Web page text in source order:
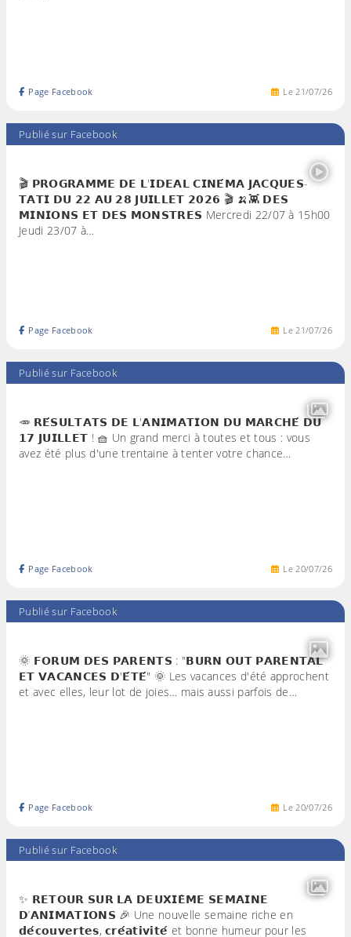
Le21/07/26
Page Facebook
Publié sur Facebook
🎬 𝗣𝗥𝗢𝗚𝗥𝗔𝗠𝗠𝗘 𝗗𝗘 𝗟'𝗜𝗗𝗘𝗔𝗟 𝗖𝗜𝗡𝗘́𝗠𝗔 𝗝𝗔𝗖𝗤𝗨𝗘𝗦-
𝗧𝗔𝗧𝗜 𝗗𝗨 𝟮𝟮 𝗔𝗨 𝟮𝟴 𝗝𝗨𝗜𝗟𝗟𝗘𝗧 𝟮𝟬𝟮𝟲 🎬 🍌👾 𝗗𝗘𝗦
𝗠𝗜𝗡𝗜𝗢𝗡𝗦 𝗘𝗧 𝗗𝗘𝗦 𝗠𝗢𝗡𝗦𝗧𝗥𝗘𝗦 Mercredi 22/07 à 15h00
Jeudi 23/07 à…
Le21/07/26
Page Facebook
Publié sur Facebook
🥕 𝗥𝗘́𝗦𝗨𝗟𝗧𝗔𝗧𝗦 𝗗𝗘 𝗟'𝗔𝗡𝗜𝗠𝗔𝗧𝗜𝗢𝗡 𝗗𝗨 𝗠𝗔𝗥𝗖𝗛𝗘́ 𝗗𝗨
𝟭𝟳 𝗝𝗨𝗜𝗟𝗟𝗘𝗧 ! 🧺 Un grand merci à toutes et tous : vous
avez été plus d'une trentaine à tenter votre chance…
Le20/07/26
Page Facebook
Publié sur Facebook
🌞 𝗙𝗢𝗥𝗨𝗠 𝗗𝗘𝗦 𝗣𝗔𝗥𝗘𝗡𝗧𝗦 : "𝗕𝗨𝗥𝗡 𝗢𝗨𝗧 𝗣𝗔𝗥𝗘𝗡𝗧𝗔𝗟
𝗘𝗧 𝗩𝗔𝗖𝗔𝗡𝗖𝗘𝗦 𝗗'𝗘́𝗧𝗘́" 🌞 Les vacances d'été approchent
et avec elles, leur lot de joies… mais aussi parfois de…
Le20/07/26
Page Facebook
Publié sur Facebook
✨ 𝗥𝗘𝗧𝗢𝗨𝗥 𝗦𝗨𝗥 𝗟𝗔 𝗗𝗘𝗨𝗫𝗜𝗘̀𝗠𝗘 𝗦𝗘𝗠𝗔𝗜𝗡𝗘
𝗗’𝗔𝗡𝗜𝗠𝗔𝗧𝗜𝗢𝗡𝗦 🎉 Une nouvelle semaine riche en
𝗱𝗲́𝗰𝗼𝘂𝘃𝗲𝗿𝘁𝗲𝘀, 𝗰𝗿𝗲́𝗮𝘁𝗶𝘃𝗶𝘁𝗲́ et bonne humeur pour les